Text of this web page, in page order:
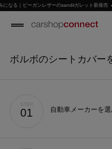
る｜ビーガンレザーのsandiiガレット新発売
ボルボのシートカバー
STEP.
01 自動車メーカーを選